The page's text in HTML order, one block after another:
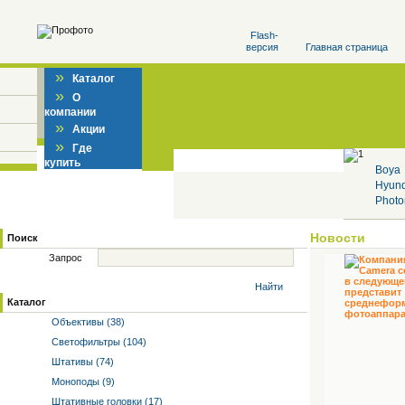
Flash-
версия
Главная страница
» Каталог
» О
компании
» Акции
» Где
купить
Boya
Поиск
Запрос
Найти
Каталог
Объективы (38)
Светофильтры (104)
Штативы (74)
Моноподы (9)
Штативные головки (17)
Новости